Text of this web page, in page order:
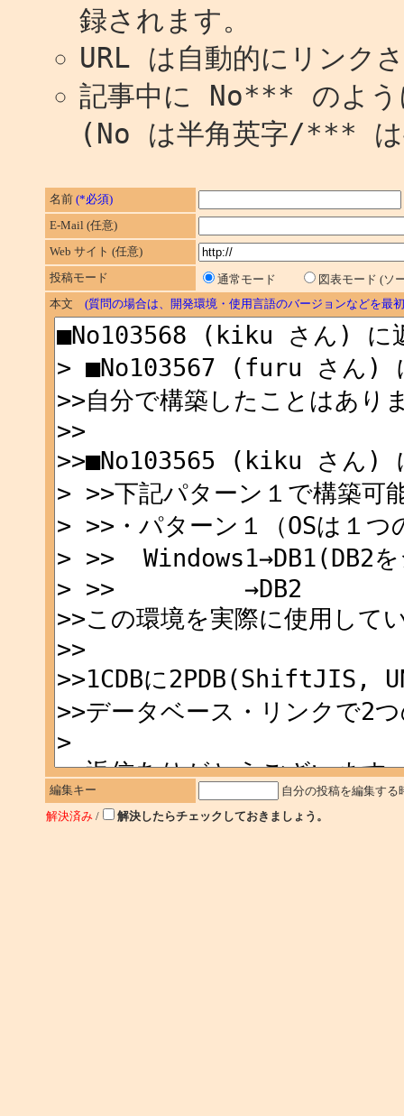
録されます。
URL は自動的にリンク
記事中に No*** のよう
(No は半角英字/*** は
名前 (*必須)
E-Mail (任意)
Web サイト (任意)
投稿モード 通常モード
図表モード (ソ
本文 (質問の場合は、開発環境・使用言語のバージョンなどを最
編集キー
自分の投稿を編集す
解決済み / 解決したらチェックしておきましょう。